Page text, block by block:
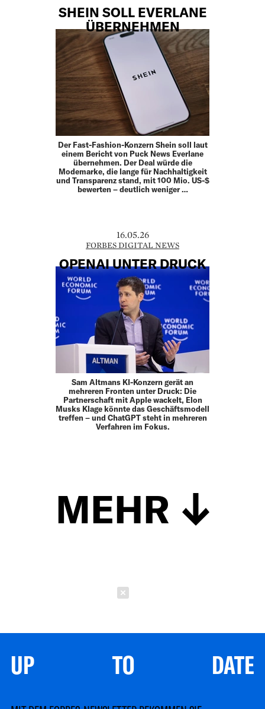
SHEIN SOLL EVERLANE
ÜBERNEHMEN
Der Fast-Fashion-Konzern Shein soll laut
einem Bericht von Puck News Everlane
übernehmen. Der Deal würde die
Modemarke, die lange für Nachhaltigkeit
und Transparenz stand, mit 100 Mio. US-$
bewerten – deutlich weniger …
16.05.26
FORBES DIGITAL NEWS
OPENAI UNTER DRUCK
Sam Altmans KI-Konzern gerät an
mehreren Fronten unter Druck: Die
Partnerschaft mit Apple wackelt, Elon
Musks Klage könnte das Geschäftsmodell
treffen – und ChatGPT steht in mehreren
Verfahren im Fokus.
MEHR
UP TO DATE